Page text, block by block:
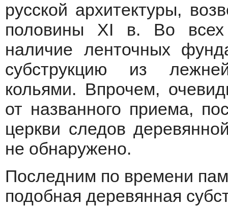
русской архитектуры,
половины XI в. Во всех
наличие ленточных
субструкцию из
кольями. Впрочем,
от названного приема,
церкви следов
не обнаружено.
Последним по времени
подобная деревянная